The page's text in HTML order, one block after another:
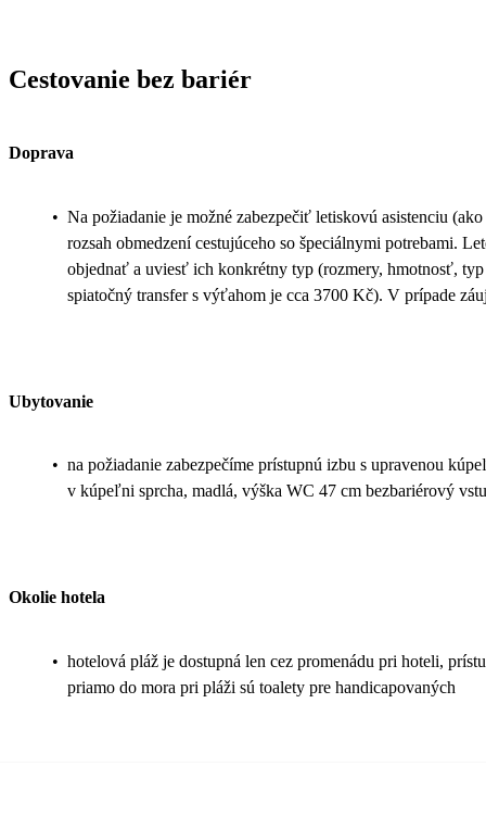
Cestovanie bez bariér
Doprava
• Na požiadanie je možné zabezpečiť letiskovú asistenciu
rozsah obmedzení cestujúceho so špeciálnymi potrebami.
objednať a uviesť ich konkrétny typ (rozmery, hmotnosť,
spiatočný transfer s výťahom je cca 3700 Kč). V prípade
Ubytovanie
• na požiadanie zabezpečíme prístupnú izbu s upravenou
v kúpeľni sprcha, madlá, výška WC 47 cm bezbariérový
Okolie hotela
• hotelová pláž je dostupná len cez promenádu pri hoteli,
priamo do mora pri pláži sú toalety pre handicapovaných